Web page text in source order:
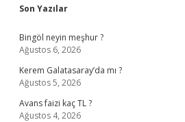
Sidebar
Son Yazılar
Bingöl neyin meşhur ?
Ağustos 6, 2026
Kerem Galatasaray’da mı ?
Ağustos 5, 2026
Avans faizi kaç TL ?
Ağustos 4, 2026